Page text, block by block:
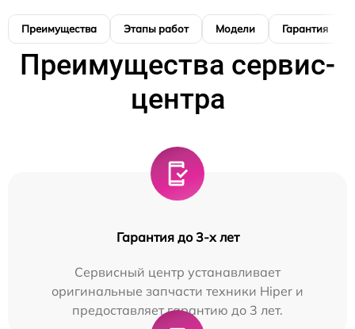
Преимущества Этапы работ Модели Гарантия
Преимущества сервис-
центра
Гарантия до 3-х лет
Сервисный центр устанавливает
оригинальные запчасти техники Hiper и
предоставляет гарантию до 3 лет.